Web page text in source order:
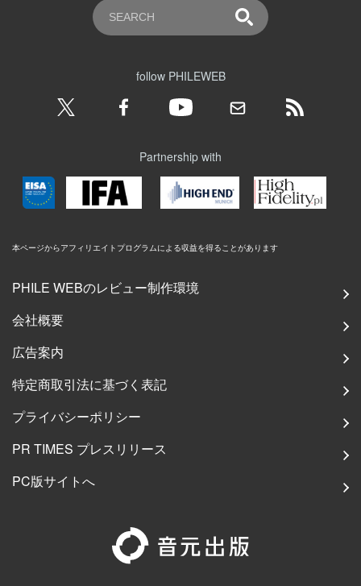
follow PHILEWEB
Partnership with
本ページからアフィリエイトプログラムによる収益を得ることがあります
PHILE WEBのレビュー制作環境
会社概要
広告案内
特定商取引法に基づく表記
プライバシーポリシー
PR TIMES プレスリリース
PC版サイトへ